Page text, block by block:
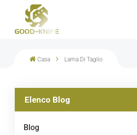
Casa Lama Di Taglio
Elenco Blog
Blog